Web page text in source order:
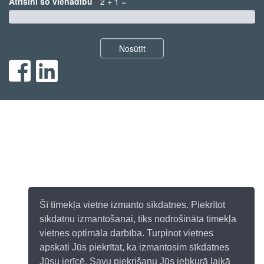
Šī tīmekļa vietne izmanto sīkdatnes. Piekrītot
sīkdatņu izmantošanai, tiks nodrošināta tīmekļa
vietnes optimāla darbība. Turpinot vietnes
apskati Jūs piekrītat, ka izmantosim sīkdatnes
Jūsu ierīcē. Savu piekrišanu Jūs jebkurā laikā
*
Nosūtīt